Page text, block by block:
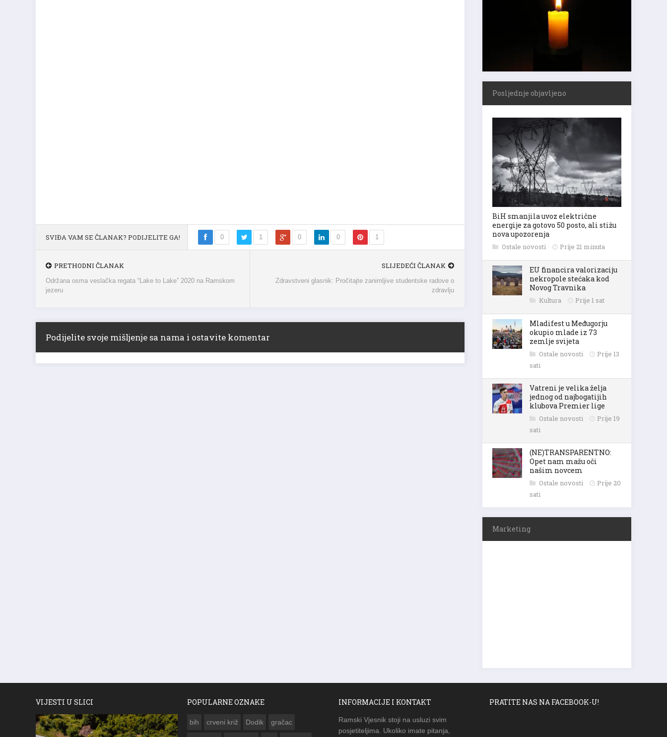
SVIĐA VAM SE ČLANAK? PODIJELITE GA! 0 1 0 0 1
PRETHODNI ČLANAK
Održana osma veslačka regata “Lake to Lake” 2020 na Ramskom
jezeru
SLIJEDEĆI ČLANAK
Zdravstveni glasnik: Pročitajte zanimljive studentske radove o
zdravlju
Podijelite svoje mišljenje sa nama i ostavite komentar
Posljednje objavljeno
BiH smanjila uvoz električne
energije za gotovo 50 posto, ali stižu
nova upozorenja
Ostale novosti Prije 21 minuta
EU financira valorizaciju
nekropole stećaka kod
Novog Travnika
Kultura Prije 1 sat
Mladifest u Međugorju
okupio mlade iz 73
zemlje svijeta
Ostale novosti
Prije 13
sati
Vatreni je velika želja
jednog od najbogatijih
klubova Premier lige
Ostale novosti
Prije 19
sati
(NE)TRANSPARENTNO:
Opet nam mažu oči
našim novcem
Ostale novosti
Prije 20
sati
Marketing
VIJESTI U SLICI POPULARNE OZNAKE
bih crveni križ Dodik gračac
INFORMACIJE I KONTAKT
Ramski Vjesnik stoji na usluzi svim
posjetiteljima. Ukoliko imate pitanja,
PRATITE NAS NA FACEBOOK-U!